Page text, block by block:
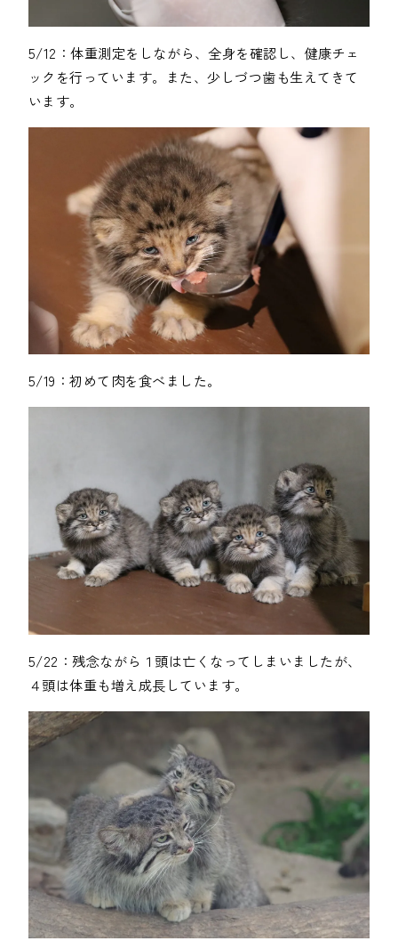
5/12：体重測定をしながら、全身を確認し、健康チェ
ックを行っています。また、少しづつ歯も生えてきて
います。
5/19：初めて肉を食べました。
5/22：残念ながら１頭は亡くなってしまいましたが、
４頭は体重も増え成長しています。